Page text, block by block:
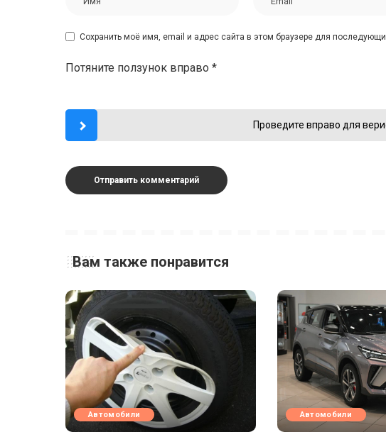
Сохранить моё имя, email и адрес сайта в этом браузере для
Потяните ползунок вправо *
Проведите вправо для
Вам также понравится
Автомобили Автомобили